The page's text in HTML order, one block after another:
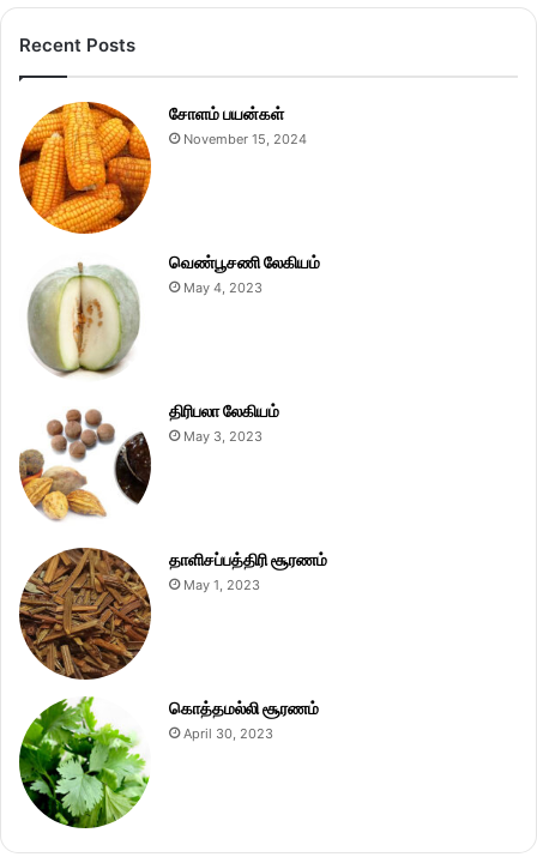
Recent Posts
சோளம் பயன்கள்
November 15, 2024
வெண்பூசணி லேகியம்
May 4, 2023
திரிபலா லேகியம்
May 3, 2023
தாளிசப்பத்திரி சூரணம்
May 1, 2023
கொத்தமல்லி சூரணம்
April 30, 2023